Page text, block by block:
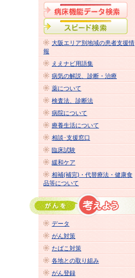
大阪エリア別地域の患者支援情
報
ええナビ用語集
病気の解説、診断・治療
薬について
検査法、診断法
病院について
療養生活について
相談･支援窓口
臨床試験
緩和ケア
相補(補完)・代替療法・健康食
品等について
データ
がん対策
たばこ対策
各地との取り組み
がん登録